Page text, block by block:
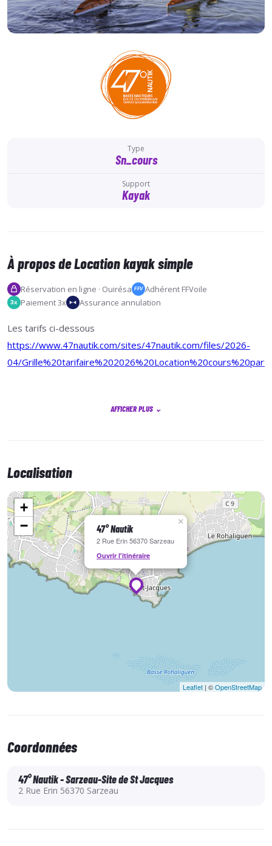
Type
Sn_cours
Support
Kayak
À propos de Location kayak simple
Réservation en ligne · Ouirésa FFV Adhérent FFVoile
3x Paiement 3x Assurance annulation
Les tarifs ci-dessous
https://www.47nautik.com/sites/47nautik.com/files/2026-
04/
https://www.47nautik.com/sites/47nautik.com/files/2026-
AFFICHER PLUS ⌄
Localisation
47° Nautik
2 Rue Erin 56370 Sarzeau
Ouvrir l'itinéraire
×
+
−
Leaflet | ©OpenStreetMap
Coordonnées
47° Nautik - Sarzeau-Site de St Jacques
2 Rue Erin 56370 Sarzeau